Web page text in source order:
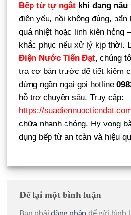
Bếp từ tự ngắt khi đang nấu
điện yếu, nồi không đúng, bẩn
quá nhiệt hoặc linh kiện hỏng
khắc phục nếu xử lý kịp thời.
Điện Nước Tiến Đạt, chúng
tra cơ bản trước để tiết kiệm
đừng ngần ngại gọi hotline
hỗ trợ chuyên sâu. Truy cập:
https://
chữa nhanh chóng. Hy vọng
dụng bếp từ an toàn và hiệu
Để lại một bình luận
Bạn phải đăng nhập để gửi bình